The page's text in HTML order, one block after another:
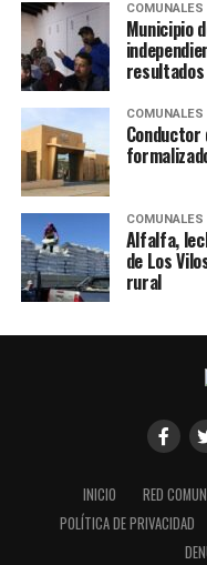
COMUNALES
Municipio
COMUNALES
Conductor
COMUNALES
Alfalfa,
de Los
rural
INICIO RED
POLÍTICA DE PRIVACIDAD